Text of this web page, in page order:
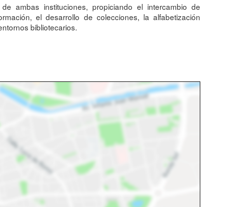
ambas instituciones, propiciando el intercambio de
el desarrollo de colecciones, la alfabetización
bibliotecarios.